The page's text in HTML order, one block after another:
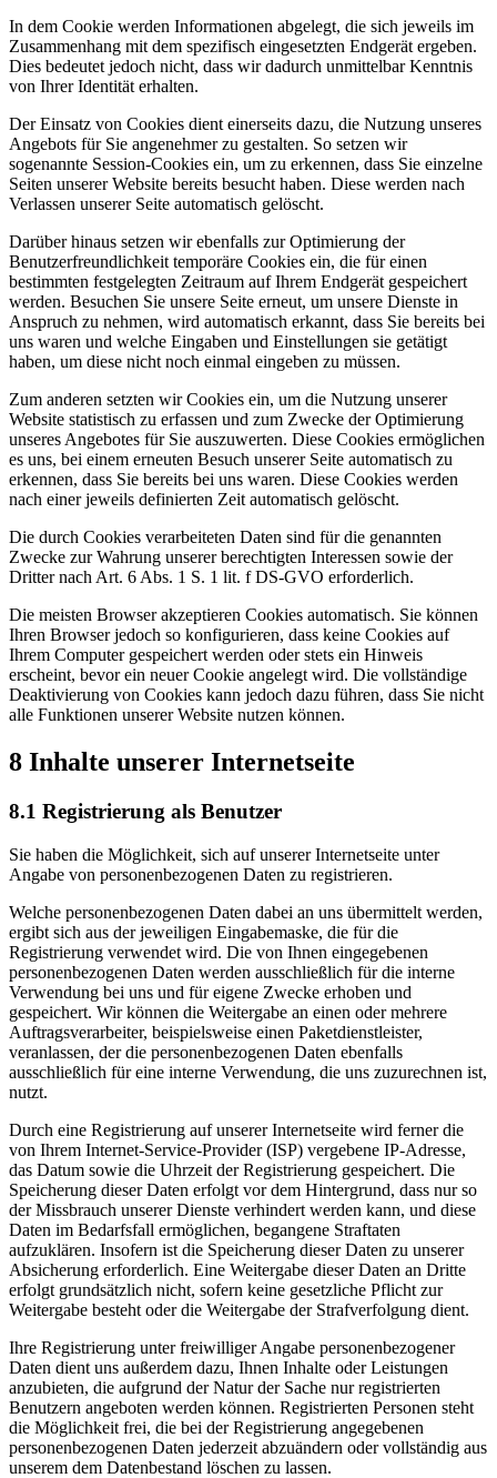
In dem Cookie werden Informationen abgelegt, die sich jeweils im
Zusammenhang mit dem spezifisch eingesetzten Endgerät ergeben.
Dies bedeutet jedoch nicht, dass wir dadurch unmittelbar Kenntnis
von Ihrer Identität erhalten.
Der Einsatz von Cookies dient einerseits dazu, die Nutzung unseres
Angebots für Sie angenehmer zu gestalten. So setzen wir
sogenannte Session-Cookies ein, um zu erkennen, dass Sie einzelne
Seiten unserer Website bereits besucht haben. Diese werden nach
Verlassen unserer Seite automatisch gelöscht.
Darüber hinaus setzen wir ebenfalls zur Optimierung der
Benutzerfreundlichkeit temporäre Cookies ein, die für einen
bestimmten festgelegten Zeitraum auf Ihrem Endgerät gespeichert
werden. Besuchen Sie unsere Seite erneut, um unsere Dienste in
Anspruch zu nehmen, wird automatisch erkannt, dass Sie bereits bei
uns waren und welche Eingaben und Einstellungen sie getätigt
haben, um diese nicht noch einmal eingeben zu müssen.
Zum anderen setzten wir Cookies ein, um die Nutzung unserer
Website statistisch zu erfassen und zum Zwecke der Optimierung
unseres Angebotes für Sie auszuwerten. Diese Cookies ermöglichen
es uns, bei einem erneuten Besuch unserer Seite automatisch zu
erkennen, dass Sie bereits bei uns waren. Diese Cookies werden
nach einer jeweils definierten Zeit automatisch gelöscht.
Die durch Cookies verarbeiteten Daten sind für die genannten
Zwecke zur Wahrung unserer berechtigten Interessen sowie der
Dritter nach Art. 6 Abs. 1 S. 1 lit. f DS-GVO erforderlich.
Die meisten Browser akzeptieren Cookies automatisch. Sie können
Ihren Browser jedoch so konfigurieren, dass keine Cookies auf
Ihrem Computer gespeichert werden oder stets ein Hinweis
erscheint, bevor ein neuer Cookie angelegt wird. Die vollständige
Deaktivierung von Cookies kann jedoch dazu führen, dass Sie nicht
alle Funktionen unserer Website nutzen können.
8 Inhalte unserer Internetseite
8.1 Registrierung als Benutzer
Sie haben die Möglichkeit, sich auf unserer Internetseite unter
Angabe von personenbezogenen Daten zu registrieren.
Welche personenbezogenen Daten dabei an uns übermittelt werden,
ergibt sich aus der jeweiligen Eingabemaske, die für die
Registrierung verwendet wird. Die von Ihnen eingegebenen
personenbezogenen Daten werden ausschließlich für die interne
Verwendung bei uns und für eigene Zwecke erhoben und
gespeichert. Wir können die Weitergabe an einen oder mehrere
Auftragsverarbeiter, beispielsweise einen Paketdienstleister,
veranlassen, der die personenbezogenen Daten ebenfalls
ausschließlich für eine interne Verwendung, die uns zuzurechnen ist,
nutzt.
Durch eine Registrierung auf unserer Internetseite wird ferner die
von Ihrem Internet-Service-Provider (ISP) vergebene IP-Adresse,
das Datum sowie die Uhrzeit der Registrierung gespeichert. Die
Speicherung dieser Daten erfolgt vor dem Hintergrund, dass nur so
der Missbrauch unserer Dienste verhindert werden kann, und diese
Daten im Bedarfsfall ermöglichen, begangene Straftaten
aufzuklären. Insofern ist die Speicherung dieser Daten zu unserer
Absicherung erforderlich. Eine Weitergabe dieser Daten an Dritte
erfolgt grundsätzlich nicht, sofern keine gesetzliche Pflicht zur
Weitergabe besteht oder die Weitergabe der Strafverfolgung dient.
Ihre Registrierung unter freiwilliger Angabe personenbezogener
Daten dient uns außerdem dazu, Ihnen Inhalte oder Leistungen
anzubieten, die aufgrund der Natur der Sache nur registrierten
Benutzern angeboten werden können. Registrierten Personen steht
die Möglichkeit frei, die bei der Registrierung angegebenen
personenbezogenen Daten jederzeit abzuändern oder vollständig aus
unserem dem Datenbestand löschen zu lassen.